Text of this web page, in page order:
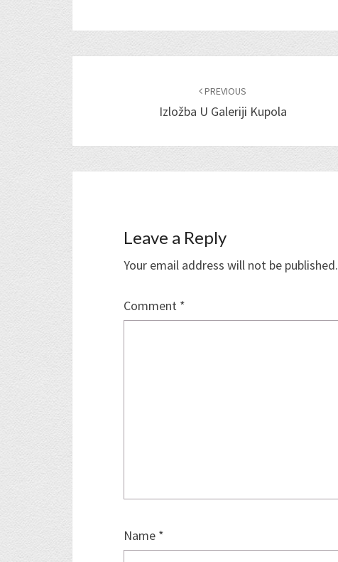
PREVIOUS
Izložba U Galeriji Kupola
Leave a Reply
Your email address will not be published.
Comment *
Name *